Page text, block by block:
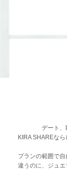
デート、
KIRA SHAREな
プランの範囲で
違うのに、ジュエ